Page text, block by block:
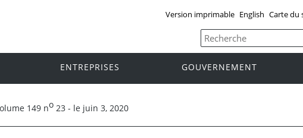
Version imprimable English Carte du
ENTREPRISES GOUVERNEMENT
149 no 23 - le juin 3, 2020